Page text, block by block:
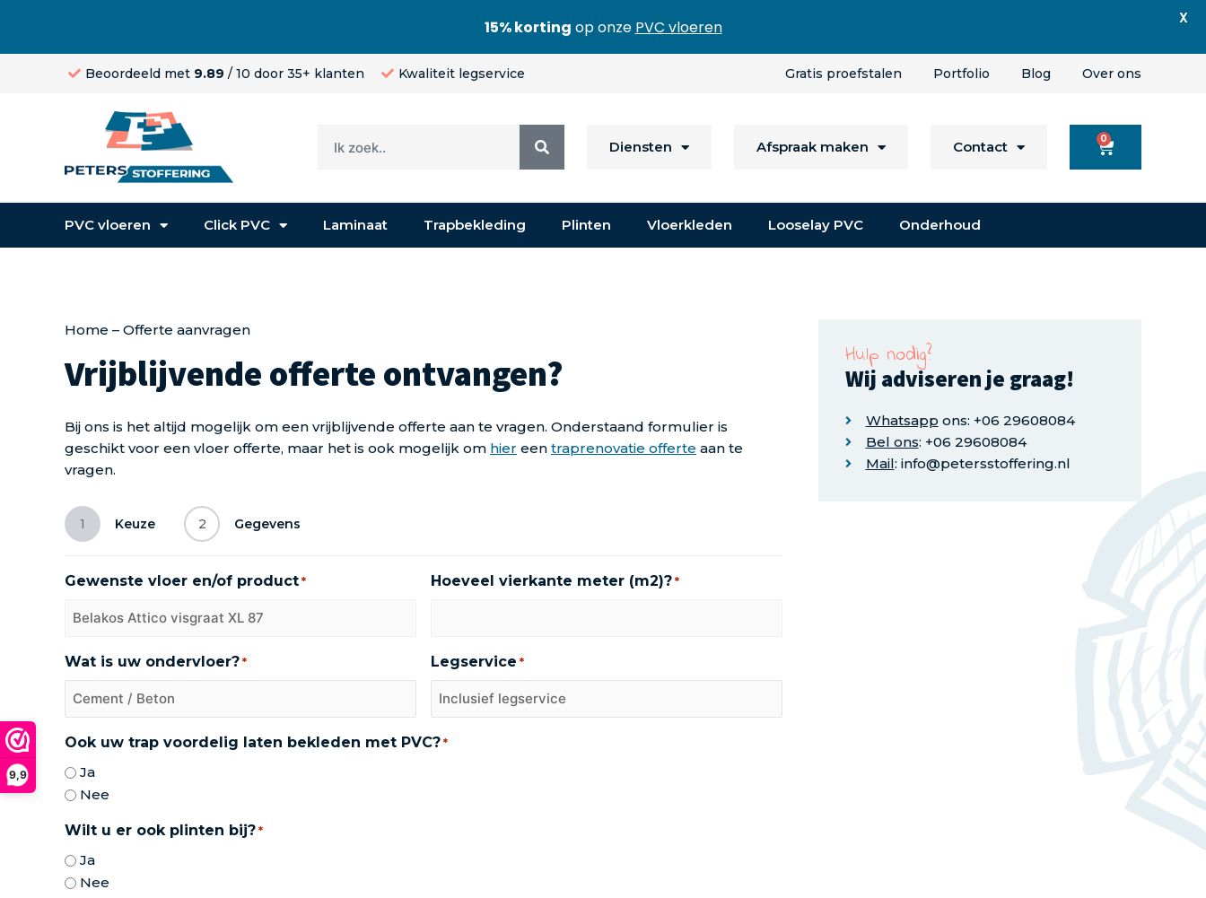
9,9
Beoordeeld met 9.89 / 10 door 35+ klanten Kwaliteit legservice Gratis proefstalen Portfolio Blog Over ons
Diensten Afspraak maken Contact 0
PVC vloeren Click PVC Laminaat Trapbekleding Plinten Vloerkleden Looselay PVC Onderhoud
Home – Offerte aanvragen
Vrijblijvende offerte ontvangen?
Bij ons is het altijd mogelijk om een vrijblijvende offerte aan te vragen. Onderstaand formulier is
geschikt voor een vloer offerte, maar het is ook mogelijk om hier een traprenovatie offerte aan te
vragen.
1 Keuze 2 Gegevens
Gewenste vloer en/of product * Hoeveel vierkante meter (m2)? *
Wat is uw ondervloer? * Legservice *
Ook uw trap voordelig laten bekleden met PVC? *
Ja
Nee
Wilt u er ook plinten bij? *
Ja
Nee
Hulp nodig?
Wij adviseren je graag!
Whatsapp ons: +06 29608084
Bel ons: +06 29608084
Mail: info@petersstoffering.nl
15% korting op onze PVC vloeren X